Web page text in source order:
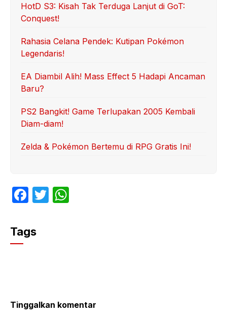
HotD S3: Kisah Tak Terduga Lanjut di GoT:
Conquest!
Rahasia Celana Pendek: Kutipan Pokémon
Legendaris!
EA Diambil Alih! Mass Effect 5 Hadapi Ancaman
Baru?
PS2 Bangkit! Game Terlupakan 2005 Kembali
Diam-diam!
Zelda & Pokémon Bertemu di RPG Gratis Ini!
F
c
e
k
T
Tags
Tinggalkan komentar